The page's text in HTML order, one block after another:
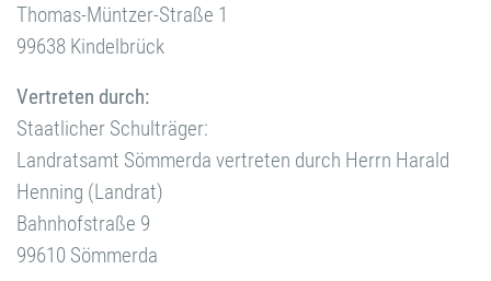
Thomas-Müntzer-Straße 1
99638 Kindelbrück
Vertreten durch:
Staatlicher Schulträger:
Landratsamt Sömmerda vertreten durch Herrn Harald
Henning (Landrat)
Bahnhofstraße 9
99610 Sömmerda